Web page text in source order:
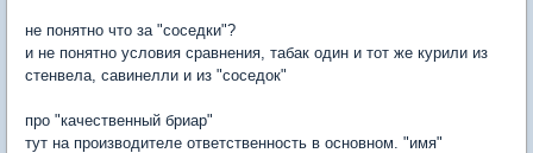
не понятно что за "соседки"?
и не понятно условия сравнения, табак один и тот же курили из
стенвела, савинелли и из "соседок"
про "качественный бриар"
тут на производителе ответственность в основном. "имя"